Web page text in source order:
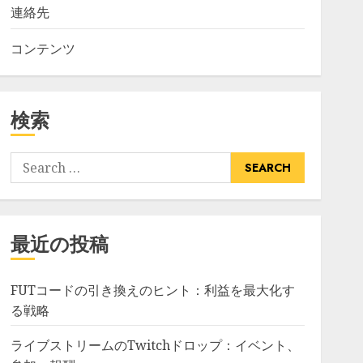
連絡先
コンテンツ
検索
Search
for:
最近の投稿
FUTコードの引き換えのヒント：利益を最大化す
る戦略
ライブストリームのTwitchドロップ：イベント、